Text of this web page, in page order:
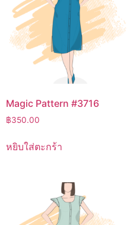
Magic Pattern #3716
฿350.00
หยิบใส่ตะกร้า